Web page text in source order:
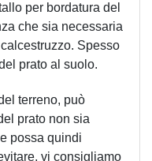
per bordatura del
che sia necessaria
Spesso
prato al suolo.
terreno, può
prato non sia
possa quindi
vi consigliamo